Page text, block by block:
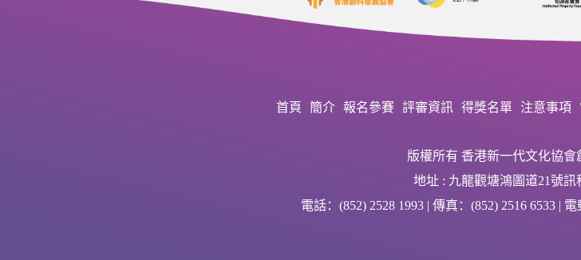
首頁 簡介 報名參賽 評審資訊 得獎名單 注意事項
版權所有 香港新一代文化協會
地址 : 九龍觀塘鴻圖道21號訊
電話：(852) 2528 1993 | 傳真：(852) 2516 6533 |